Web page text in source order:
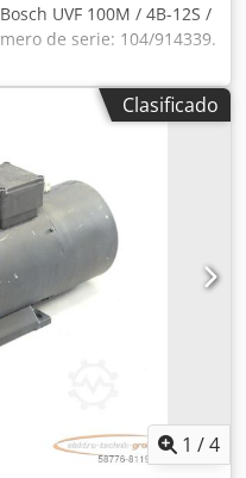
UVF 100M / 4B-12S /
de serie: 104/914339.
y el conector está
normales de uso,
se corresponde
por separado el
transporte! Dcsdpfxji D
Clasificado
1 /4